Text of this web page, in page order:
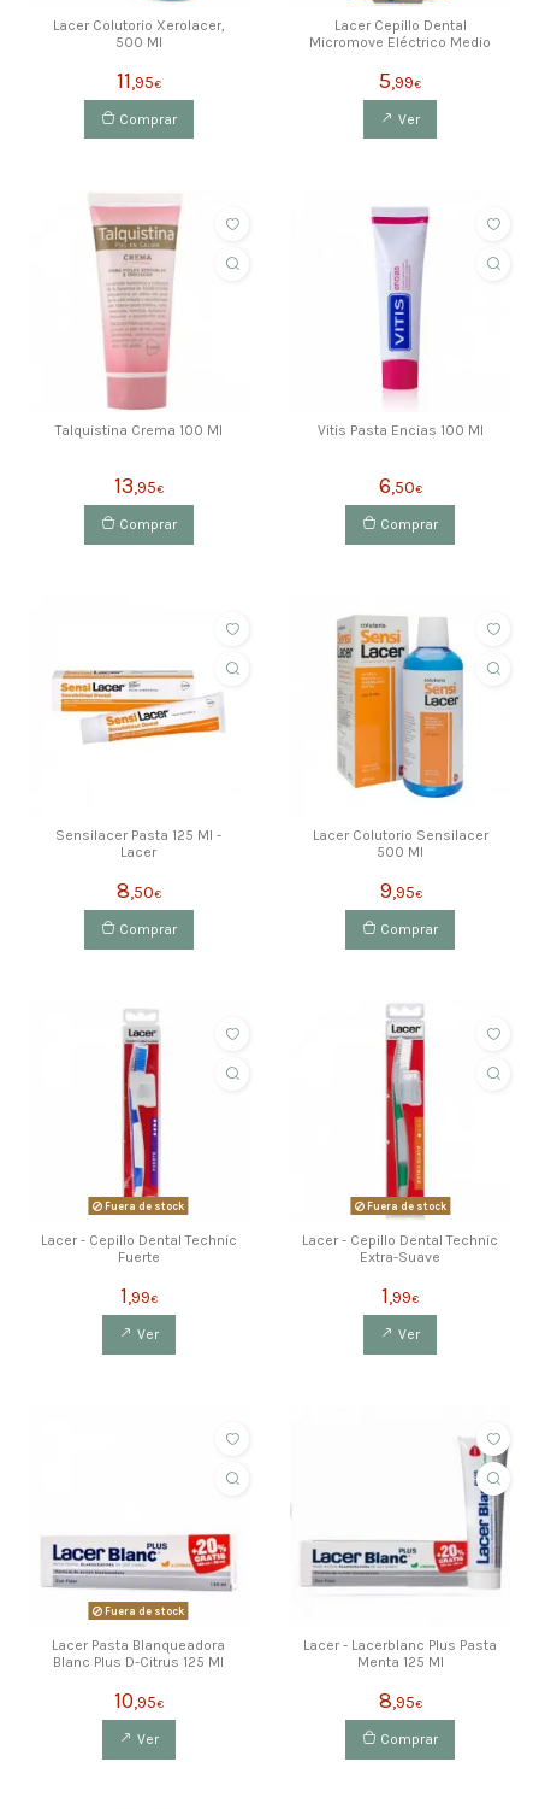
Lacer Colutorio Xerolacer,
500 Ml
11,95€
Comprar
Lacer Cepillo Dental
Micromove Eléctrico Medio
5,99€
Ver
Talquistina Crema 100 Ml
13,95€
Comprar
Vitis Pasta Encias 100 Ml
6,50€
Comprar
Sensilacer Pasta 125 Ml -
Lacer
8,50€
Comprar
Lacer Colutorio Sensilacer
500 Ml
9,95€
Comprar
Fuera de stock
Lacer - Cepillo Dental Technic
Fuerte
1,99€
Ver
Fuera de stock
Lacer - Cepillo Dental Technic
Extra-Suave
1,99€
Ver
Fuera de stock
Lacer Pasta Blanqueadora
Blanc Plus D-Citrus 125 Ml
10,95€
Ver
Lacer - Lacerblanc Plus Pasta
Menta 125 Ml
8,95€
Comprar